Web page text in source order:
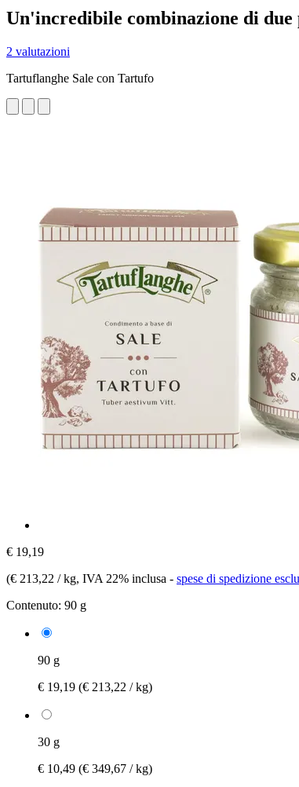
Un'incredibile combinazione di due
2 valutazioni
Tartuflanghe Sale con Tartufo
€ 19,19
(€ 213,22 / kg, IVA 22% inclusa - spese di spedizione
Contenuto: 90 g
90 g
€ 19,19 (€ 213,22 / kg)
30 g
€ 10,49 (€ 349,67 / kg)